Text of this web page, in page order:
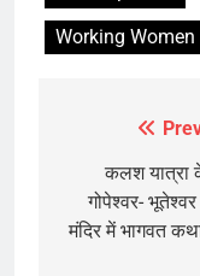
Working
navigation
कलश यात्रा
गोपेश्वर-
मंदिर में भागवत